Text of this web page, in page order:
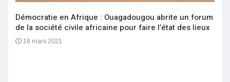
Démocratie en Afrique : Ouagadougou abrite un forum
de la société civile africaine pour faire l’état des lieux
18 mars 2021